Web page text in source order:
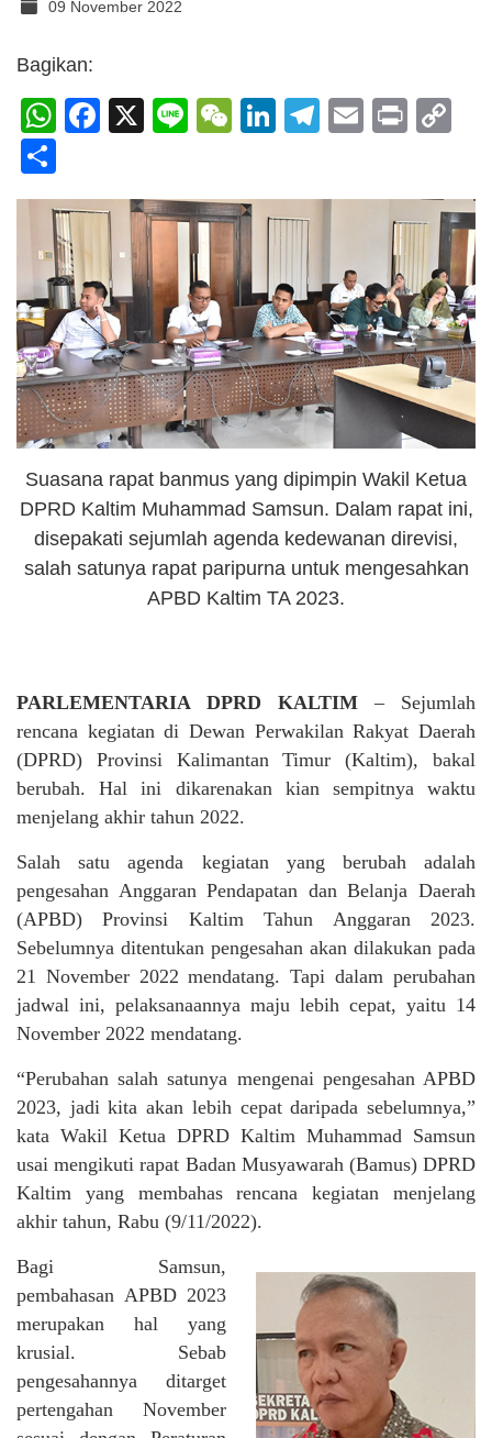
09 November 2022
Bagikan:
WhatsApp
Facebook
X LineWeChat
LinkedIn
Telegram
Email
Print
Suasana rapat banmus yang dipimpin Wakil Ketua
DPRD Kaltim Muhammad Samsun. Dalam rapat ini,
disepakati sejumlah agenda kedewanan direvisi,
salah satunya rapat paripurna untuk mengesahkan
APBD Kaltim TA 2023.
PARLEMENTARIA DPRD KALTIM – Sejumlah
rencana kegiatan di Dewan Perwakilan Rakyat Daerah
(DPRD) Provinsi Kalimantan Timur (Kaltim), bakal
berubah. Hal ini dikarenakan kian sempitnya waktu
menjelang akhir tahun 2022.
Salah satu agenda kegiatan yang berubah adalah
pengesahan Anggaran Pendapatan dan Belanja Daerah
(APBD) Provinsi Kaltim Tahun Anggaran 2023.
Sebelumnya ditentukan pengesahan akan dilakukan pada
21 November 2022 mendatang. Tapi dalam perubahan
jadwal ini, pelaksanaannya maju lebih cepat, yaitu 14
November 2022 mendatang.
“Perubahan salah satunya mengenai pengesahan APBD
2023, jadi kita akan lebih cepat daripada sebelumnya,”
kata Wakil Ketua DPRD Kaltim Muhammad Samsun
usai mengikuti rapat Badan Musyawarah (Bamus) DPRD
Kaltim yang membahas rencana kegiatan menjelang
akhir tahun, Rabu (9/11/2022).
Bagi Samsun,
pembahasan APBD 2023
merupakan hal yang
krusial. Sebab
pengesahannya ditarget
pertengahan November